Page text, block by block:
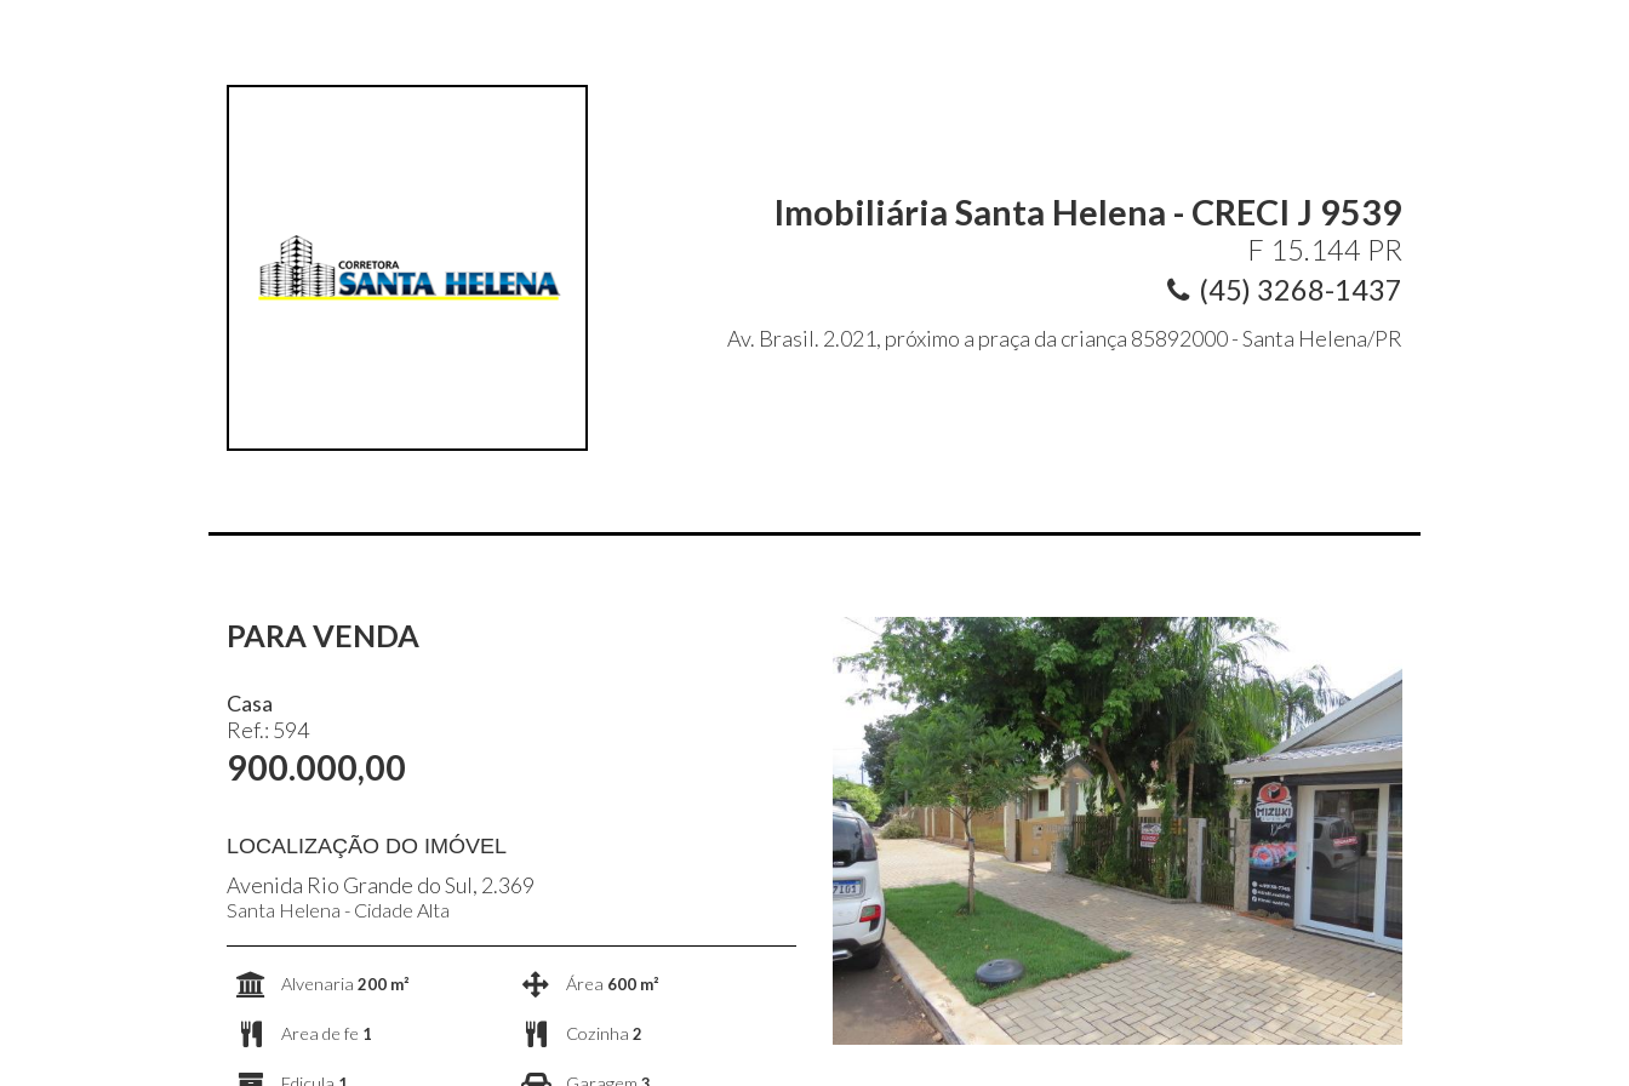
Imobiliária Santa Helena - CRECI J 9539
F 15.144 PR
(45) 3268-1437
Av. Brasil. 2.021, próximo a praça da criança 85892000 - Santa Helena/PR
PARA VENDA
Casa
Ref.: 594
900.000,00
LOCALIZAÇÃO DO IMÓVEL
Avenida Rio Grande do Sul, 2.369
Santa Helena - Cidade Alta
Alvenaria 200 m² Área 600 m²
Area de fe 1 Cozinha 2